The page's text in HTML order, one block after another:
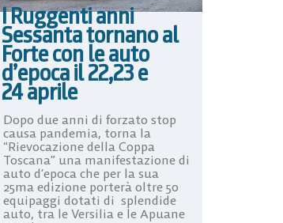
I Ruggenti anni
Sessanta tornano al
Forte con le auto
d’epoca il 22,23 e
24 aprile
Dopo due anni di forzato stop
causa pandemia, torna la
“Rievocazione della Coppa
Toscana” una manifestazione di
auto d’epoca che per la sua
25ma edizione porterà oltre 50
equipaggi dotati di splendide
auto, tra le Versilia e le Apuane